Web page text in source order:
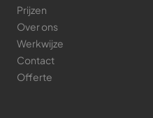
Prijzen
Over ons
Werkwijze
Contact
Offerte